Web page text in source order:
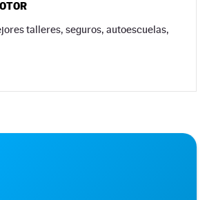
talleres, seguros, autoescuelas,